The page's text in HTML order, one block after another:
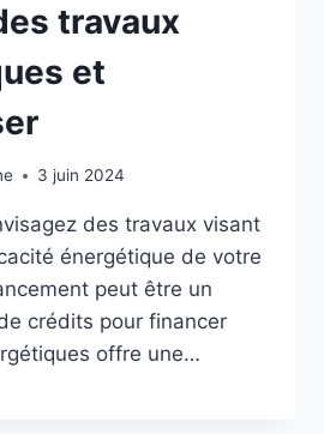
travaux
et
3 juin 2024
des travaux visant
énergétique de votre
peut être un
crédits pour financer
offre une…